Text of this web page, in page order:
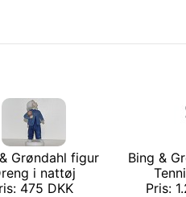
Grøndahl figur
i nattøj
475 DKK
Bing &
Pris: